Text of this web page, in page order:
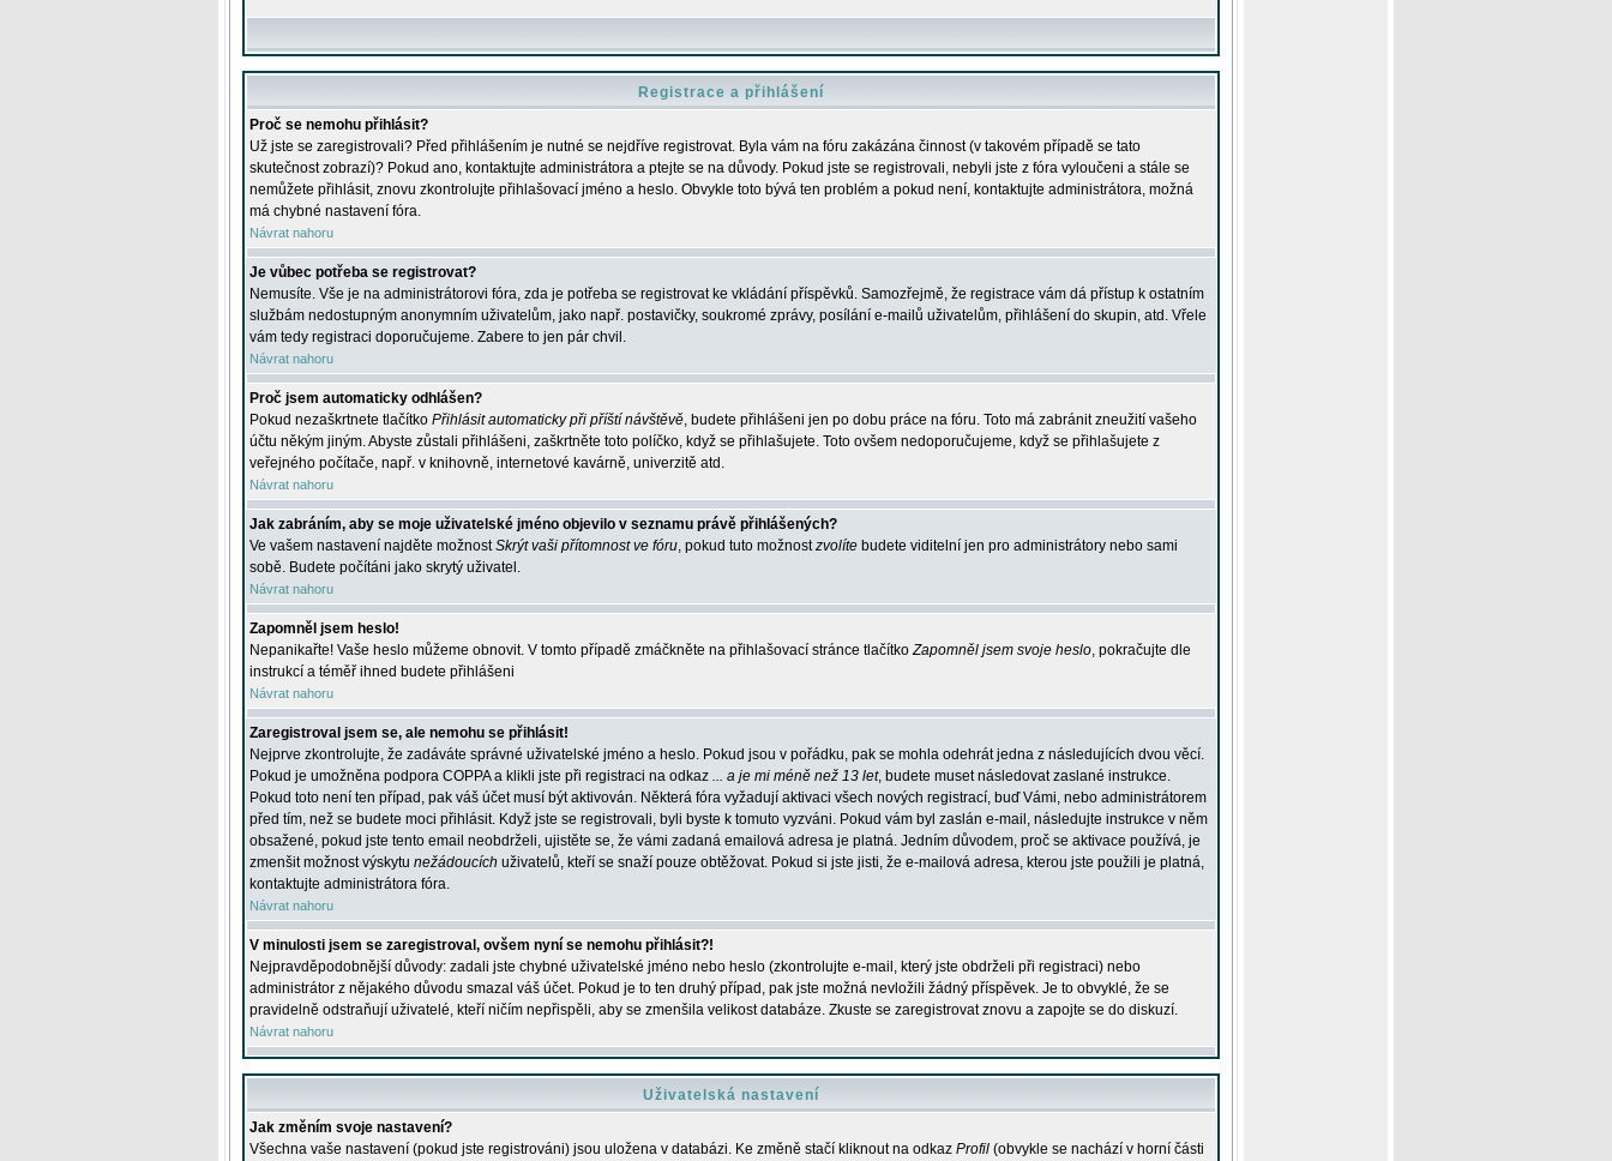
Registrace a přihlášení
Proč se nemohu přihlásit?
Už jste se zaregistrovali? Před přihlášením je nutné se nejdříve registrovat. Byla vám na fóru zakázána činnost (v takovém případě se tato
skutečnost zobrazí)? Pokud ano, kontaktujte administrátora a ptejte se na důvody. Pokud jste se registrovali, nebyli jste z fóra vyloučeni a stále se
nemůžete přihlásit, znovu zkontrolujte přihlašovací jméno a heslo. Obvykle toto bývá ten problém a pokud není, kontaktujte administrátora, možná
má chybné nastavení fóra.
Návrat nahoru
Je vůbec potřeba se registrovat?
Nemusíte. Vše je na administrátorovi fóra, zda je potřeba se registrovat ke vkládání příspěvků. Samozřejmě, že registrace vám dá přístup k ostatním
službám nedostupným anonymním uživatelům, jako např. postavičky, soukromé zprávy, posílání e-mailů uživatelům, přihlášení do skupin, atd. Vřele
vám tedy registraci doporučujeme. Zabere to jen pár chvil.
Návrat nahoru
Proč jsem automaticky odhlášen?
Pokud nezaškrtnete tlačítko Přihlásit automaticky při příští návštěvě, budete přihlášeni jen po dobu práce na fóru. Toto má zabránit zneužití vašeho
účtu někým jiným. Abyste zůstali přihlášeni, zaškrtněte toto políčko, když se přihlašujete. Toto ovšem nedoporučujeme, když se přihlašujete z
veřejného počítače, např. v knihovně, internetové kavárně, univerzitě atd.
Návrat nahoru
Jak zabráním, aby se moje uživatelské jméno objevilo v seznamu právě přihlášených?
Ve vašem nastavení najděte možnostSkrýt vaši přítomnost ve fóru, pokud tuto možnostzvolíte budete viditelní jen pro administrátory nebo sami
sobě. Budete počítáni jako skrytý uživatel.
Návrat nahoru
Zapomněl jsem heslo!
Nepanikařte! Vaše heslo můžeme obnovit. V tomto případě zmáčkněte na přihlašovací stránce tlačítkoZapomněl jsem svoje heslo, pokračujte dle
instrukcí a téměř ihned budete přihlášeni
Návrat nahoru
Zaregistroval jsem se, ale nemohu se přihlásit!
Nejprve zkontrolujte, že zadáváte správné uživatelské jméno a heslo. Pokud jsou v pořádku, pak se mohla odehrát jedna z následujících dvou věcí.
Pokud je umožněna podpora COPPA a klikli jste při registraci na odkaz ... a je mi méně než 13 let, budete muset následovat zaslané instrukce.
Pokud toto není ten případ, pak váš účet musí být aktivován. Některá fóra vyžadují aktivaci všech nových registrací, buď Vámi, nebo administrátorem
před tím, než se budete moci přihlásit. Když jste se registrovali, byli byste k tomuto vyzváni. Pokud vám byl zaslán e-mail, následujte instrukce v něm
obsažené, pokud jste tento email neobdrželi, ujistěte se, že vámi zadaná emailová adresa je platná. Jedním důvodem, proč se aktivace používá, je
zmenšit možnost výskytu nežádoucích uživatelů, kteří se snaží pouze obtěžovat. Pokud si jste jisti, že e-mailová adresa, kterou jste použili je platná,
kontaktujte administrátora fóra.
Návrat nahoru
V minulosti jsem se zaregistroval, ovšem nyní se nemohu přihlásit?!
Nejpravděpodobnější důvody: zadali jste chybné uživatelské jméno nebo heslo (zkontrolujte e-mail, který jste obdrželi při registraci) nebo
administrátor z nějakého důvodu smazal váš účet. Pokud je to ten druhý případ, pak jste možná nevložili žádný příspěvek. Je to obvyklé, že se
pravidelně odstraňují uživatelé, kteří ničím nepřispěli, aby se zmenšila velikost databáze. Zkuste se zaregistrovat znovu a zapojte se do diskuzí.
Návrat nahoru
Uživatelská nastavení
Jak změním svoje nastavení?
Všechna vaše nastavení (pokud jste registrováni) jsou uložena v databázi. Ke změně stačí kliknout na odkaz Profil (obvykle se nachází v horní části